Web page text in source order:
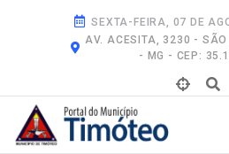
SEXTA-FEIRA, 07 DE
AV. ACESITA, 3230 - SÃO
- MG - CEP: